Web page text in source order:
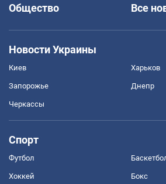
Общество
Все
Новости Украины
Киев Харьков
Запорожье Днепр
Черкассы
Спорт
Футбол
Хоккей Бокс